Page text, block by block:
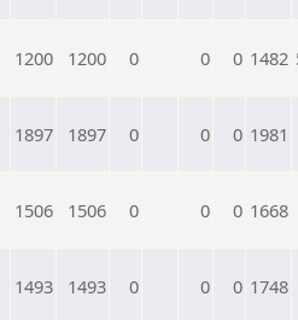
1200 1200 0 0 0 1482
1897 1897 0 0 0 1981
1506 1506 0 0 0 1668
1493 1493 0 0 0 1748